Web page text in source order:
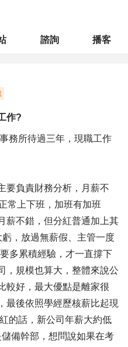
諮詢 播客
作?
務所待過三年，現職工作
要負責財務分析，月薪不
常上下班，加班有加班
薪不錯，但分紅普通加上其
，放過無薪假、主管一度
多累積經驗，才一直撐下
，規模也算大，整體來說公
較好，最大優點是離家很
最後依照學經歷核薪比起現
的話，新公司年薪大約低
備幹部，想問說如果在考